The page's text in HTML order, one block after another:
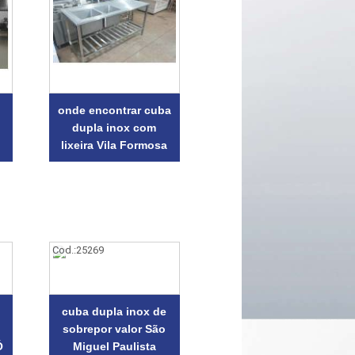
onde encontrar cuba
dupla inox com
lixeira Vila Formosa
Cod.:25269
cuba dupla inox de
sobrepor valor São
Miguel Paulista